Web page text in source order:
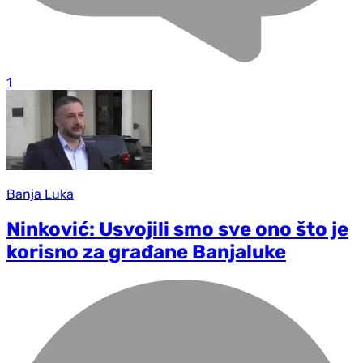
1
Banja Luka
Ninković: Usvojili smo sve ono što je
korisno za građane Banjaluke